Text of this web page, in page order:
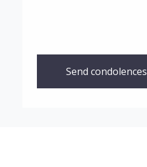
Send condolences